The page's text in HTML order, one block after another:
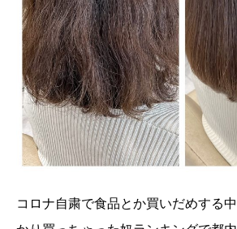
コロナ自粛で食品とか買いだめする